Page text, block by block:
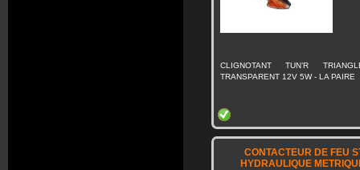
CLIGNOTANT TUN’R
TRANSPARENT 12V 5W - LA PAIRE
CONTACTEUR DE FEU
HYDRAULIQUE